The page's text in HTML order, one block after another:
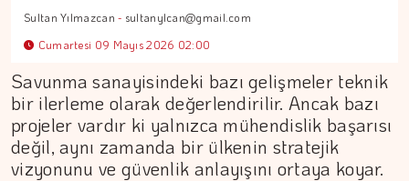
Sultan Yılmazcan- sultanylcan@gmail.com
Cumartesi 09 Mayıs 2026 02:00
Savunma sanayisindeki bazı gelişmeler teknik
bir ilerleme olarak değerlendirilir. Ancak bazı
projeler vardır ki yalnızca mühendislik başarısı
değil, aynı zamanda bir ülkenin stratejik
vizyonunu ve güvenlik anlayışını ortaya koyar.